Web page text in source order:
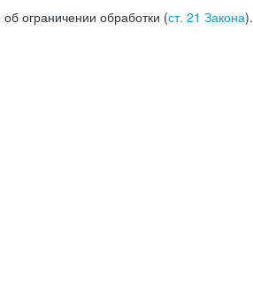
ограничении обработки (ст. 21 Закона).